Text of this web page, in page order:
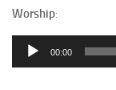
Worship:
Audio
00:00